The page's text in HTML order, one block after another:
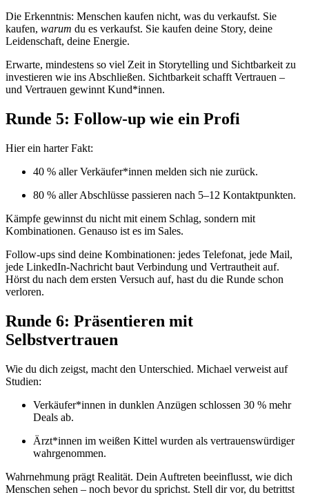
Die Erkenntnis: Menschen kaufen nicht, was du verkaufst. Sie
kaufen, warum du es verkaufst. Sie kaufen deine Story, deine
Leidenschaft, deine Energie.
Erwarte, mindestens so viel Zeit in Storytelling und Sichtbarkeit zu
investieren wie ins Abschließen. Sichtbarkeit schafft Vertrauen –
und Vertrauen gewinnt Kund*innen.
Runde 5: Follow-up wie ein Profi
Hier ein harter Fakt:
40 % aller Verkäufer*innen melden sich nie zurück.
80 % aller Abschlüsse passieren nach 5–12 Kontaktpunkten.
Kämpfe gewinnst du nicht mit einem Schlag, sondern mit
Kombinationen. Genauso ist es im Sales.
Follow-ups sind deine Kombinationen: jedes Telefonat, jede Mail,
jede LinkedIn-Nachricht baut Verbindung und Vertrautheit auf.
Hörst du nach dem ersten Versuch auf, hast du die Runde schon
verloren.
Runde 6: Präsentieren mit
Selbstvertrauen
Wie du dich zeigst, macht den Unterschied. Michael verweist auf
Studien:
Verkäufer*innen in dunklen Anzügen schlossen 30 % mehr
Deals ab.
Ärzt*innen im weißen Kittel wurden als vertrauenswürdiger
wahrgenommen.
Wahrnehmung prägt Realität. Dein Auftreten beeinflusst, wie dich
Menschen sehen – noch bevor du sprichst. Stell dir vor, du betrittst